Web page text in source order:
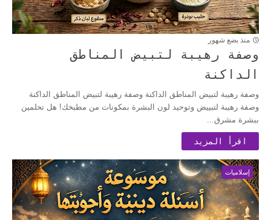
منذ بضع شهور
وصفة رهيبة لتبيض المناطق
الداكنة
وصفة رهيبة لتبيض المناطق الداكنة وصفة رهيبة لتبيض المناطق الداكنة
وصفة رهيبة لتبييض وتوحيد لون البشرة بمكونات من مطبخك! هل تحلمين
ببشرة مشرق...
اقرأ المزيد
إسلاميات